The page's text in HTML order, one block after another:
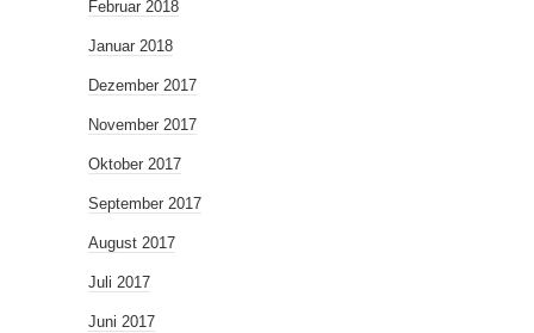
Februar 2018
Januar 2018
Dezember 2017
November 2017
Oktober 2017
September 2017
August 2017
Juli 2017
Juni 2017